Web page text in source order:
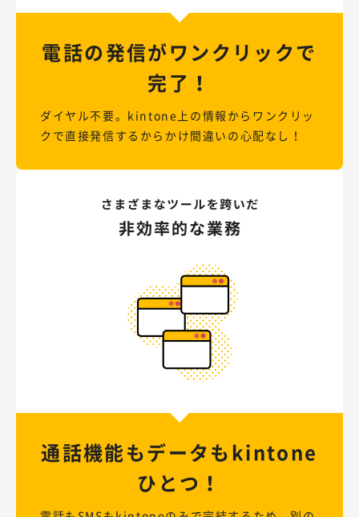
電話の発信がワンクリックで
完了！
ダイヤル不要。kintone上の情報からワンクリッ
クで直接発信するからかけ間違いの心配なし！
通話機能もデータもkintone
ひとつ！